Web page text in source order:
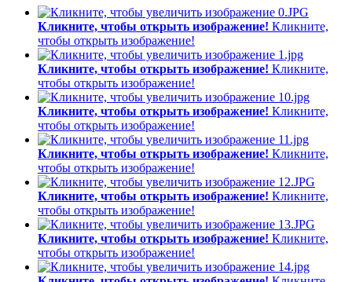
Кликните, чтобы открыть изображение! Кликните,
чтобы открыть изображение!
Кликните, чтобы открыть изображение! Кликните,
чтобы открыть изображение!
Кликните, чтобы открыть изображение! Кликните,
чтобы открыть изображение!
Кликните, чтобы открыть изображение! Кликните,
чтобы открыть изображение!
Кликните, чтобы открыть изображение! Кликните,
чтобы открыть изображение!
Кликните, чтобы открыть изображение! Кликните,
чтобы открыть изображение!